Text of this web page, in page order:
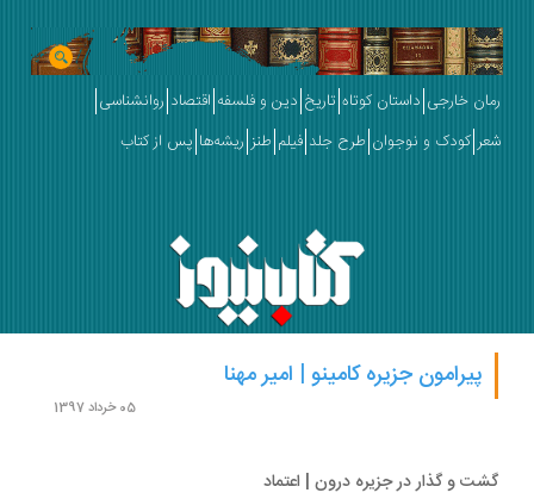
خارجی داستان کوتاه تاریخ دین و فلسفه اقتصاد روانشناسی
کودک و نوجوان طرح جلد فیلم طنز ریشه‌ها پس از کتاب
پیرامون جزیره کامینو | امیر مهنا
و گذار در جزیره درون | اعتماد